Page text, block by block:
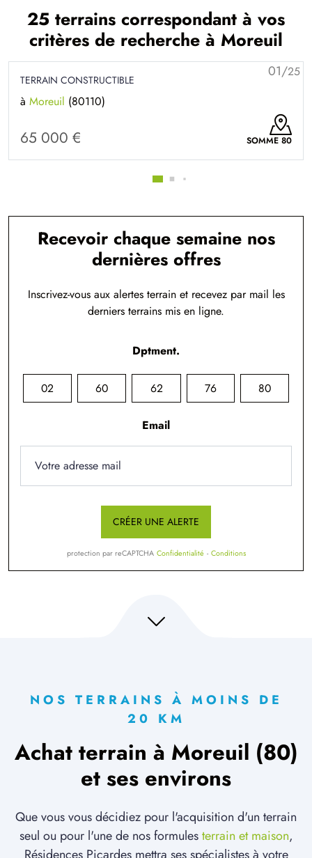
25 terrains correspondant à vos
critères de recherche à Moreuil
01/25
TERRAIN CONSTRUCTIBLE
à Moreuil (80110)
65 000 € SOMME 80
Recevoir chaque semaine nos
dernières offres
Inscrivez-vous aux alertes terrain et recevez par mail les
derniers terrains mis en ligne.
Dptment.
02 60 62 76 80
Email
CRÉER UNE ALERTE
protection par reCAPTCHA Confidentialité - Conditions
NOS TERRAINS À MOINS DE
20 KM
Achat terrain à Moreuil (80)
et ses environs
Que vous vous décidiez pour l'acquisition d'un terrain
seul ou pour l'une de nos formulesterrain et maison,